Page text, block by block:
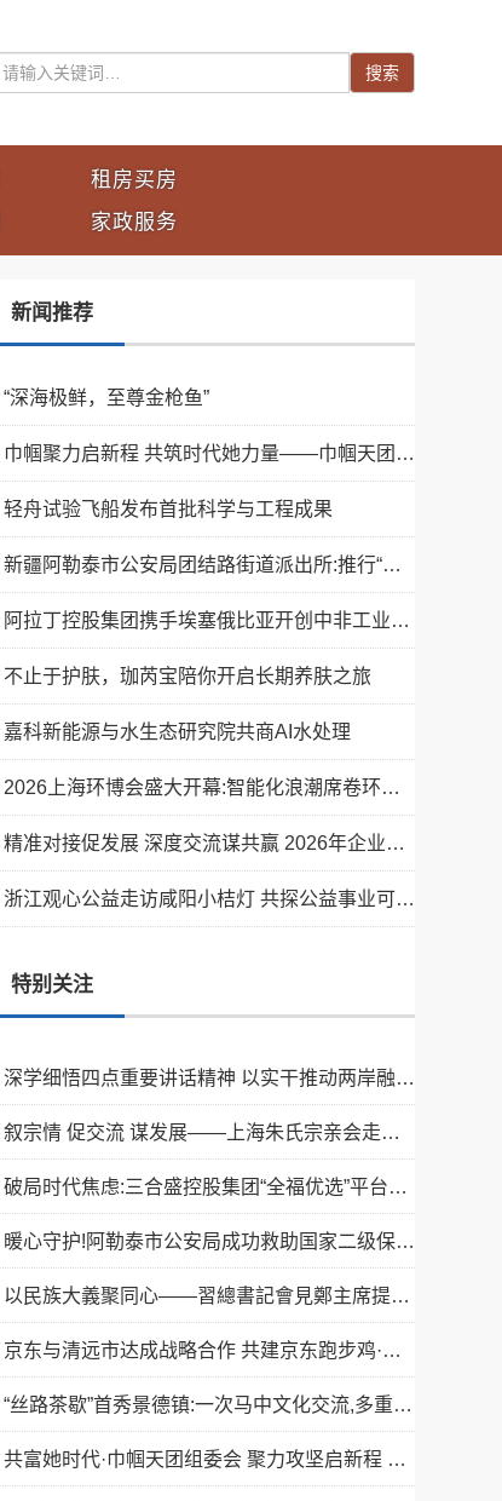
搜索
租房买房
家政服务
新闻推荐
“深海极鲜，至尊金枪鱼”
巾帼聚力启新程 共筑时代她力量——巾帼天团第四次组委会筹备会圆满举办
轻舟试验飞船发布首批科学与工程成果
新疆阿勒泰市公安局团结路街道派出所:推行“五步”工作法 打造新时代“枫”景线
阿拉丁控股集团携手埃塞俄比亚开创中非工业农业合作新篇章
不止于护肤，珈芮宝陪你开启长期养肤之旅
嘉科新能源与水生态研究院共商AI水处理
2026上海环博会盛大开幕:智能化浪潮席卷环保产业
精准对接促发展 深度交流谋共赢 2026年企业投融资交流活动第二期圆满举行
浙江观心公益走访咸阳小桔灯 共探公益事业可持续发展新路径
特别关注
出圈·出山·出海的福临瑶浴
天空实业与香港理工大学筹建载人通航飞机研究院
深学细悟四点重要讲话精神 以实干推动两岸融合发展
叙宗情 促交流 谋发展——上海朱氏宗亲会走进上海晨烨家具有限公司
以民族大義聚同心——習總書記會見鄭主席提出兩岸關系四點重要意見
京东与清远市达成战略合作 共建京东跑步鸡·清远鸡标准体系
共富她时代·巾帼天团组委会 聚力攻坚启新程 星火燎原耀全国
重磅官宣!〈中国食安与生态〉杂志正式荣耀出刊